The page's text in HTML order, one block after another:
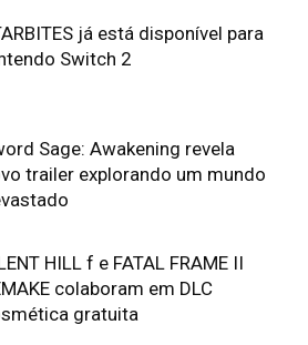
já está disponível para
Switch 2
Sage: Awakening revela
trailer explorando um mundo
HILL f e FATAL FRAME II
colaboram em DLC
gratuita